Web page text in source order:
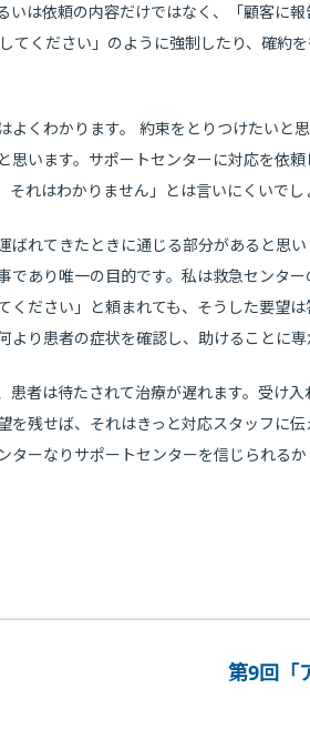
いは依頼の内容だけではなく、「顧客に
ください」のように強制したり、確約
くわかります。 約束をとりつけたいと
います。サポートセンターに対応を依
れはわかりません」とは言いにくいでし
れてきたときに通じる部分があると思
あり唯一の目的です。私は救急センタ
ださい」と頼まれても、そうした要望
り患者の症状を確認し、助けることに専
者は待たされて治療が遅れます。受け
残せば、それはきっと対応スタッフに
ーなりサポートセンターを信じられる
第9回「